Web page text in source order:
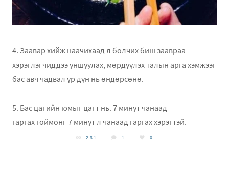
4. Заавар хийж наачихаад л болчих биш заавраа
хэрэглэгчиддээ уншуулах, мөрдүүлэх талын арга хэмжээг
бас авч чадвал үр дүн нь өндөрсөнө.
5. Бас цагийн юмыг цагт нь. 7 минут чанаад
гаргах гоймонг 7 минут л чанаад гаргах хэрэгтэй.
231 1 0